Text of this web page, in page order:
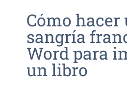
Cómo hacer
sangría
Word para
un libro